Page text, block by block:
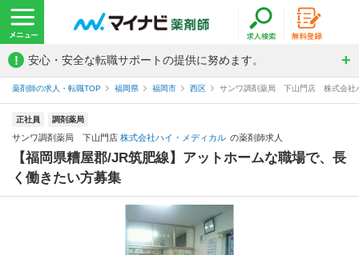
! 安心・安全な転職サポートの提供に努めます。
薬剤師の求人・転職TOP 福岡県 福岡市 西区 サンワ調剤薬局 下山門店 株式会社
正社員 調剤薬局
サンワ調剤薬局 下山門店 株式会社ハイ・メディカル の薬剤師求人
【福岡県糟屋郡/JR筑肥線】アットホームな職場で、長
く働きたい方募集